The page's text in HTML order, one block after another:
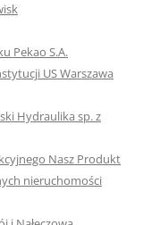
Pekao S.A.
US Warszawa
Hydraulika sp. z
Nasz Produkt
nieruchomości